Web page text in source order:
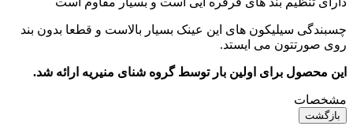
چسبندگی سیلیکون های این عینک بسیار بالاست و قطعا بدون بند
روی صورتتون می ایستد.
این محصول برای اولین بار توسط گروه شنای منیریه ارائه شد.
مشخصات
بازگشت